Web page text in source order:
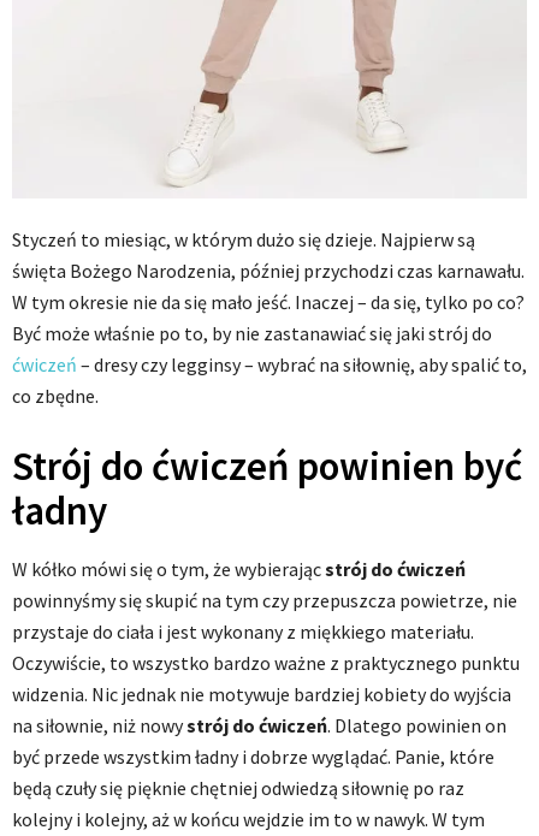
Styczeń to miesiąc, w którym dużo się dzieje. Najpierw są
święta Bożego Narodzenia, później przychodzi czas karnawału.
W tym okresie nie da się mało jeść. Inaczej – da się, tylko po co?
Być może właśnie po to, by nie zastanawiać się jaki strój do
ćwiczeń – dresy czy legginsy – wybrać na siłownię, aby spalić to,
co zbędne.
Strój do ćwiczeń powinien być
ładny
W kółko mówi się o tym, że wybierającstrój do ćwiczeń
powinnyśmy się skupić na tym czy przepuszcza powietrze, nie
przystaje do ciała i jest wykonany z miękkiego materiału.
Oczywiście, to wszystko bardzo ważne z praktycznego punktu
widzenia. Nic jednak nie motywuje bardziej kobiety do wyjścia
na siłownie, niż nowystrój do ćwiczeń. Dlatego powinien on
być przede wszystkim ładny i dobrze wyglądać. Panie, które
będą czuły się pięknie chętniej odwiedzą siłownię po raz
kolejny i kolejny, aż w końcu wejdzie im to w nawyk. W tym